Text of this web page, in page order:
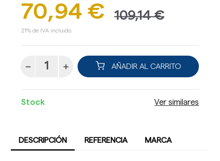
70,94 € 109,14 €
21% de IVA incluido.
AÑADIR AL CARRITO
Stock Ver similares
DESCRIPCIÓN REFERENCIA MARCA